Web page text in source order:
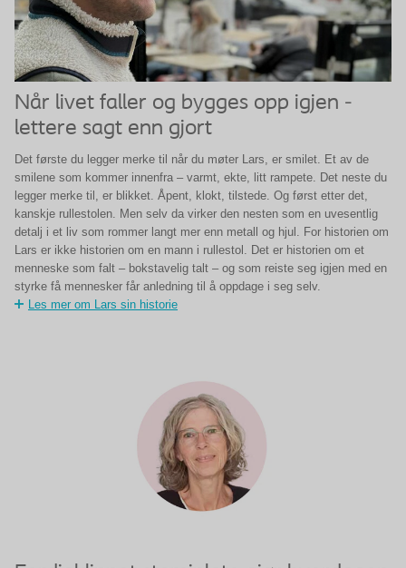
Når livet faller og bygges opp igjen -
lettere sagt enn gjort
Det første du legger merke til når du møter Lars, er smilet. Et av de
smilene som kommer innenfra – varmt, ekte, litt rampete. Det neste du
legger merke til, er blikket. Åpent, klokt, tilstede. Og først etter det,
kanskje rullestolen. Men selv da virker den nesten som en uvesentlig
detalj i et liv som rommer langt mer enn metall og hjul. For historien om
Lars er ikke historien om en mann i rullestol. Det er historien om et
menneske som falt – bokstavelig talt – og som reiste seg igjen med en
styrke få mennesker får anledning til å oppdage i seg selv.
Les mer om Lars sin historie